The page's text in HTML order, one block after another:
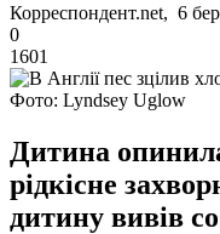
Корреспондент.net, 6
0
1601
Фото: Lyndsey Uglow
Дитина
рідкісне
дитину вивів